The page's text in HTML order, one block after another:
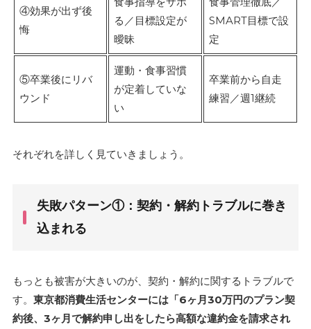
④効果が出ず後
悔
る／目標設定が
曖昧
SMART目標で設
定
⑤卒業後にリバ
ウンド
運動・食事習慣
が定着していな
い
卒業前から自走
練習／週1継続
それぞれを詳しく見ていきましょう。
失敗パターン①：契約・解約トラブルに巻き
込まれる
もっとも被害が大きいのが、契約・解約に関するトラブルで
す。 東京都消費生活センターには「6ヶ月30万円のプラン契
約後、3ヶ月で解約申し出をしたら高額な違約金を請求され